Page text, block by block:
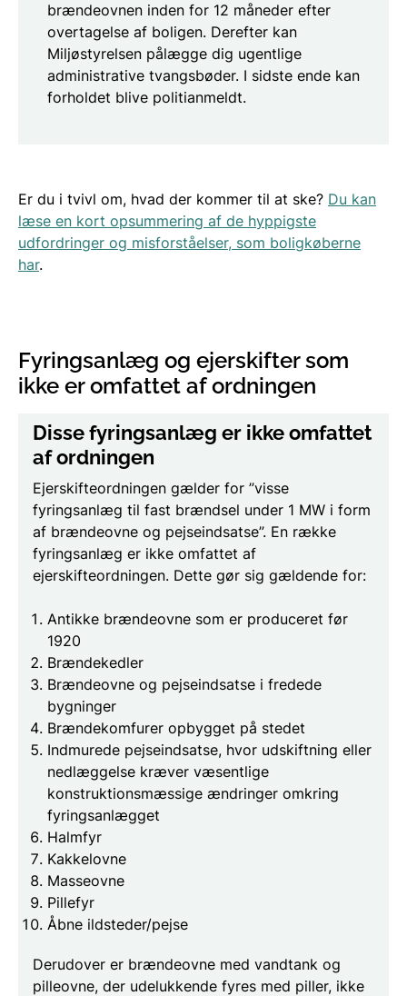
brændeovnen inden for 12 måneder efter
overtagelse af boligen. Derefter kan
Miljøstyrelsen pålægge dig ugentlige
administrative tvangsbøder. I sidste ende kan
forholdet blive politianmeldt.
Er du i tvivl om, hvad der kommer til at ske? Du kan
læse en kort opsummering af de hyppigste
udfordringer og misforståelser, som boligkøberne
har.
Fyringsanlæg og ejerskifter som
ikke er omfattet af ordningen
Disse fyringsanlæg er ikke omfattet
af ordningen
Ejerskifteordningen gælder for ”visse
fyringsanlæg til fast brændsel under 1 MW i form
af brændeovne og pejseindsatse”. En række
fyringsanlæg er ikke omfattet af
ejerskifteordningen. Dette gør sig gældende for:
Antikke brændeovne som er produceret før
1920
Brændekedler
Brændeovne og pejseindsatse i fredede
bygninger
Brændekomfurer opbygget på stedet
Indmurede pejseindsatse, hvor udskiftning eller
nedlæggelse kræver væsentlige
konstruktionsmæssige ændringer omkring
fyringsanlægget
Halmfyr
Kakkelovne
Masseovne
Pillefyr
Åbne ildsteder/pejse
Derudover er brændeovne med vandtank og
pilleovne, der udelukkende fyres med piller, ikke